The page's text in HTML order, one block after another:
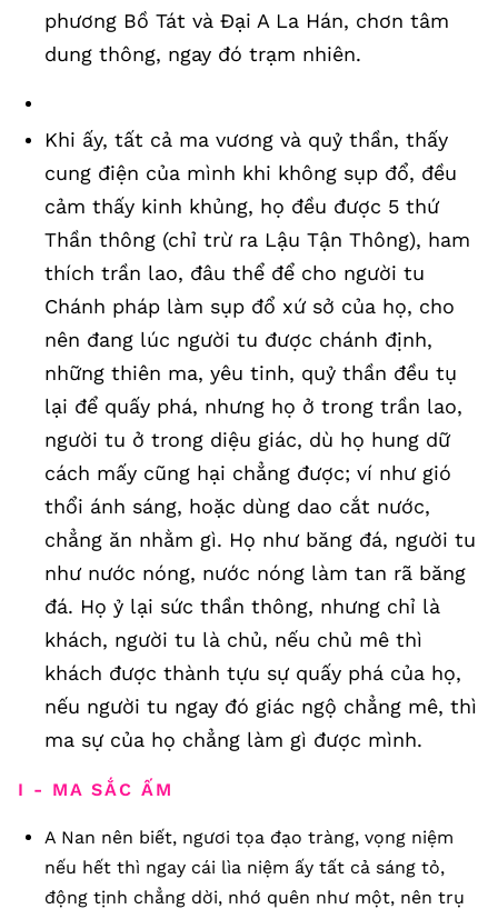
phương Bồ Tát và Đại A La Hán, chơn tâm
dung thông, ngay đó trạm nhiên.
Khi ấy, tất cả ma vương và quỷ thần, thấy
cung điện của mình khi không sụp đổ, đều
cảm thấy kinh khủng, họ đều được 5 thứ
Thần thông (chỉ trừ ra Lậu Tận Thông), ham
thích trần lao, đâu thể để cho người tu
Chánh pháp làm sụp đổ xứ sở của họ, cho
nên đang lúc người tu được chánh định,
những thiên ma, yêu tinh, quỷ thần đều tụ
lại để quấy phá, nhưng họ ở trong trần lao,
người tu ở trong diệu giác, dù họ hung dữ
cách mấy cũng hại chẳng được; ví như gió
thổi ánh sáng, hoặc dùng dao cắt nước,
chẳng ăn nhằm gì. Họ như băng đá, người tu
như nước nóng, nước nóng làm tan rã băng
đá. Họ ỷ lại sức thần thông, nhưng chỉ là
khách, người tu là chủ, nếu chủ mê thì
khách được thành tựu sự quấy phá của họ,
nếu người tu ngay đó giác ngộ chẳng mê, thì
ma sự của họ chẳng làm gì được mình.
I - MA SẮC ẤM
A Nan nên biết, ngươi tọa đạo tràng, vọng niệm
nếu hết thì ngay cái lìa niệm ấy tất cả sáng tỏ,
động tịnh chẳng dời, nhớ quên như một, nên trụ